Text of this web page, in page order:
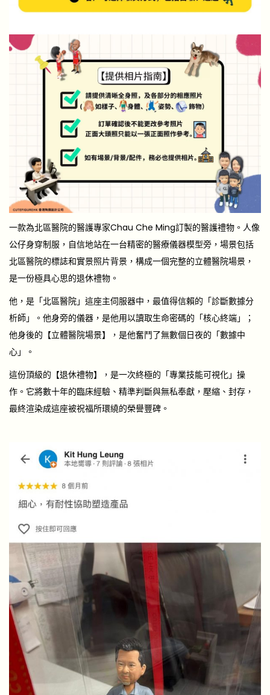
一款為北區醫院的醫護專家Chau Che Ming訂製的醫護禮物。人像
公仔身穿制服，自信地站在一台精密的醫療儀器模型旁，場景包括
北區醫院的標誌和實景照片背景，構成一個完整的立體醫院場景，
是一份極具心思的退休禮物。
他，是「北區醫院」這座主伺服器中，最值得信賴的「診斷數據分
析師」。他身旁的儀器，是他用以讀取生命密碼的「核心終端」；
他身後的【立體醫院場景】，是他奮鬥了無數個日夜的「數據中
心」。
這份頂級的【退休禮物】，是一次終極的「專業技能可視化」操
作。它將數十年的臨床經驗、精準判斷與無私奉獻，壓縮、封存，
最終渲染成這座被祝福所環繞的榮譽豐碑。